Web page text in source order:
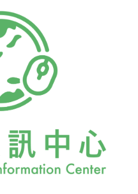
全，活動由中華民國山岳協
雄都會公園合作，並在6、
映「領航玉山」影片，觀賞
程講座，每個場地人數為40
員可以領取紀念品、學習認